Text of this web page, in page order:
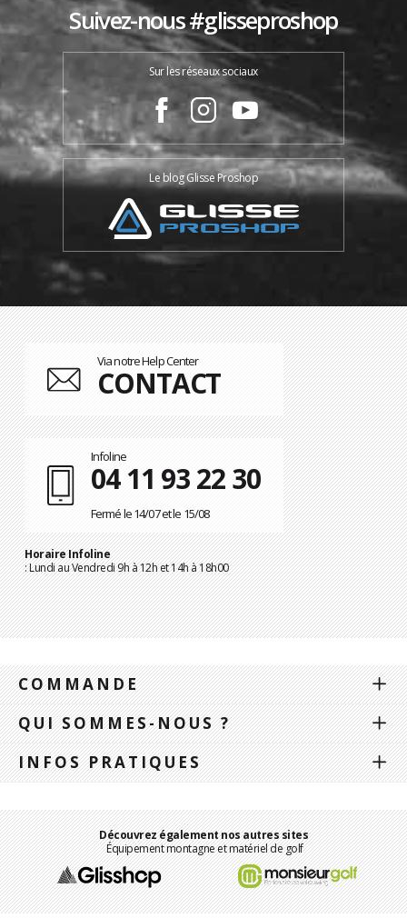
Suivez-nous #glisseproshop
Sur les réseaux sociaux
Le blog Glisse Proshop
Via notre Help Center
CONTACT
Infoline
04 11 93 22 30
Fermé le 14/07 et le 15/08
Horaire Infoline
: Lundi au Vendredi 9h à 12h et 14h à 18h00
COMMANDE
QUI SOMMES-NOUS ?
INFOS PRATIQUES
Découvrez également nos autres sites
Équipement montagne et matériel de golf